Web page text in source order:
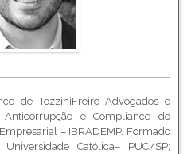
de TozziniFreire Advogados e
Anticorrupção e Compliance do
– IBRADEMP. Formado
Católica– PUC/SP;